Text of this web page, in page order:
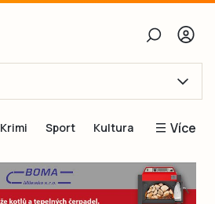
Obnovit heslo
Krimi Sport Kultura Více
Blogy
Inspirace